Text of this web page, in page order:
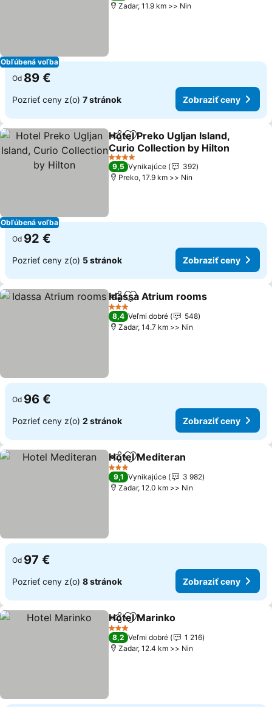
Obľúbená voľba
Zadar, 11.9 km >> Nin
Od 89 €
Pozrieť ceny z(o) 7 stránok Zobraziť ceny
Obľúbená voľba
ZdieľaťPridať do obľúbených
Hotel Preko Ugljan Island,
Curio Collection by Hilton
4 Počet hviezdičiek
9,5 Vynikajúce
392
Preko, 17.9 km >> Nin
Od 92 €
Pozrieť ceny z(o) 5 stránok Zobraziť ceny
ZdieľaťPridať do obľúbených
Idassa Atrium rooms
3 Počet hviezdičiek
8,4 Veľmi dobré
548
Zadar, 14.7 km >> Nin
Od 96 €
Pozrieť ceny z(o) 2 stránok Zobraziť ceny
ZdieľaťPridať do obľúbených
Hotel Mediteran
3 Počet hviezdičiek
9,1 Vynikajúce
3 982
Zadar, 12.0 km >> Nin
Od 97 €
Pozrieť ceny z(o) 8 stránok Zobraziť ceny
ZdieľaťPridať do obľúbených
Hotel Marinko
3 Počet hviezdičiek
8,2 Veľmi dobré
1 216
Zadar, 12.4 km >> Nin